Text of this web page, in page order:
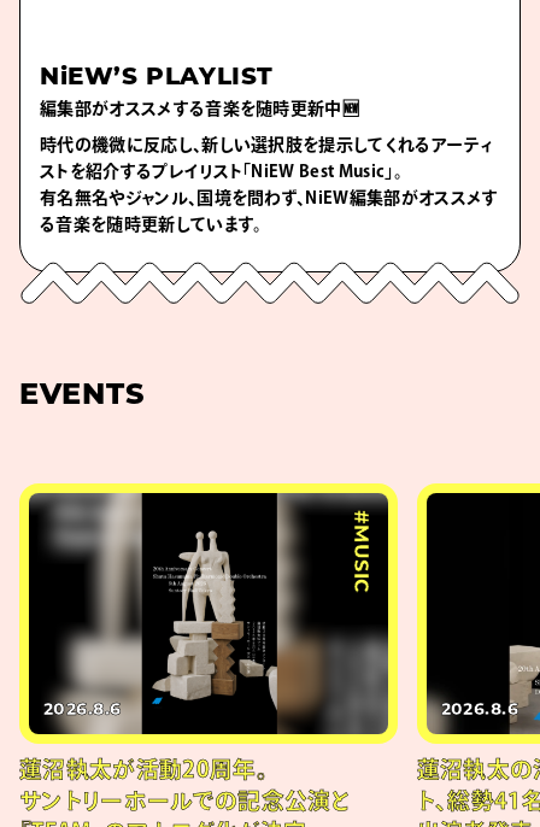
NiEW’S PLAYLIST
編集部がオススメする音楽を随時更新中🆕
時代の機微に反応し、新しい選択肢を提示してくれるアーティ
ストを紹介するプレイリスト「NiEW Best Music」。
有名無名やジャンル、国境を問わず、NiEW編集部がオススメす
る音楽を随時更新しています。
EVENTS
#MUSIC
2026.8.6
蓮沼執太が活動20周年。
サントリーホールでの記念公演と
2026.8.6
蓮沼執太の
ト、総勢41